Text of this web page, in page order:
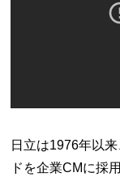
日立は1976年以
ドを企業CMに採